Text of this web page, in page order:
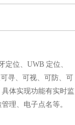
位、UWB 定位、
寻、可视、可防、可
体实现功能有实时监
理、电子点名等。